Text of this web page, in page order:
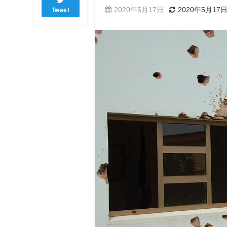
Tweet 2020年5月17日 2020年5月17